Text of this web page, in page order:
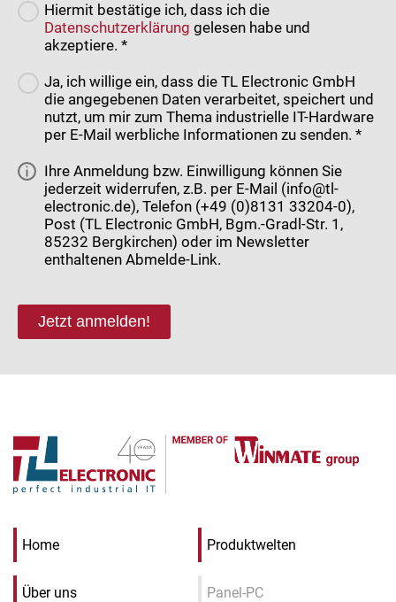
Hiermit bestätige ich, dass ich die
Datenschutzerklärung gelesen habe und
akzeptiere. *
Ja, ich willige ein, dass die TL Electronic GmbH
die angegebenen Daten verarbeitet, speichert und
nutzt, um mir zum Thema industrielle IT-Hardware
per E-Mail werbliche Informationen zu senden. *
Ihre Anmeldung bzw. Einwilligung können Sie
jederzeit widerrufen, z.B. per E-Mail (info@tl-
electronic.de), Telefon (+49 (0)8131 33204-0),
Post (TL Electronic GmbH, Bgm.-Gradl-Str. 1,
85232 Bergkirchen) oder im Newsletter
enthaltenen Abmelde-Link.
Jetzt anmelden!
Home
Über uns
Produktwelten
Panel-PC